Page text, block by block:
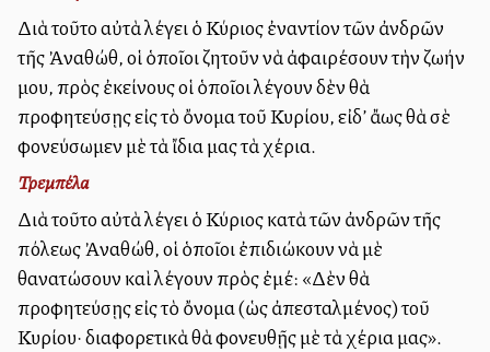
Διὰ τοῦτο αὐτὰ λέγει ὁ Κύριος ἐναντίον τῶν ἀνδρῶν
τῆς Ἀναθώθ, οἱ ὁποῖοι ζητοῦν νὰ ἀφαιρέσουν τὴν ζωήν
μου, πρὸς ἐκείνους οἱ ὁποῖοι λέγουν δὲν θὰ
προφητεύσῃς εἰς τὸ ὄνομα τοῦ Κυρίου, εἰδ’ ἄλλως θὰ σὲ
φονεύσωμεν μὲ τὰ ἴδια μας τὰ χέρια.
Τρεμπέλα
Διὰ τοῦτο αὐτὰ λέγει ὁ Κύριος κατὰ τῶν ἀνδρῶν τῆς
πόλεως Ἀναθώθ, οἱ ὁποῖοι ἐπιδιώκουν νὰ μὲ
θανατώσουν καὶ λέγουν πρὸς ἐμέ: «Δὲν θὰ
προφητεύσῃς εἰς τὸ ὄνομα (ὡς ἀπεσταλμένος) τοῦ
Κυρίου· διαφορετικὰ θὰ φονευθῇς μὲ τὰ χέρια μας».